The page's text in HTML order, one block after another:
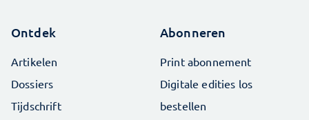
Ontdek
Artikelen
Dossiers
Tijdschrift
Abonneren
Print abonnement
Digitale edities los
bestellen